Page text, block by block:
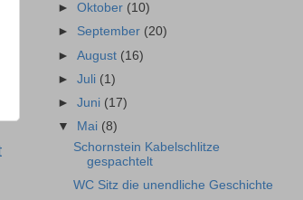
►Oktober (10)
► September (20)
►August (16)
►Juli (1)
►Juni (17)
▼
Mai (8)
Schornstein Kabelschlitze
gespachtelt
WC Sitz die unendliche Geschichte